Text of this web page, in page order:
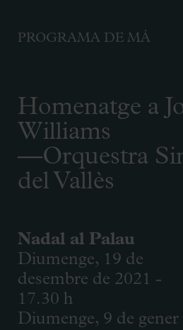
PROGRAMA DE MÀ
Homenatge a
Williams
—Orquestra
del Vallès
Nadal al Palau
Diumenge, 19 de
desembre de 2021 -
17.30 h
Diumenge, 9 de gener